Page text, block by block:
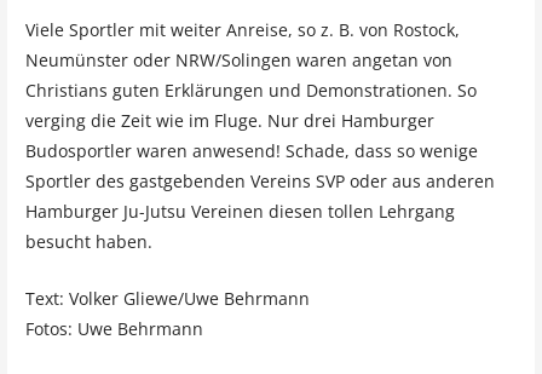
Viele Sportler mit weiter Anreise, so z. B. von Rostock,
Neumünster oder NRW/Solingen waren angetan von
Christians guten Erklärungen und Demonstrationen. So
verging die Zeit wie im Fluge. Nur drei Hamburger
Budosportler waren anwesend! Schade, dass so wenige
Sportler des gastgebenden Vereins SVP oder aus anderen
Hamburger Ju-Jutsu Vereinen diesen tollen Lehrgang
besucht haben.
Text: Volker Gliewe/Uwe Behrmann
Fotos: Uwe Behrmann